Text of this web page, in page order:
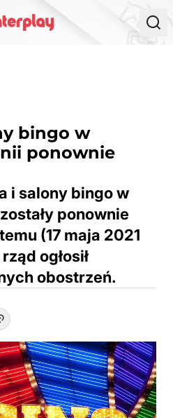
bingo w
ponownie
i salony bingo w
ponownie
(17 maja 2021
ogłosił
obostrzeń.